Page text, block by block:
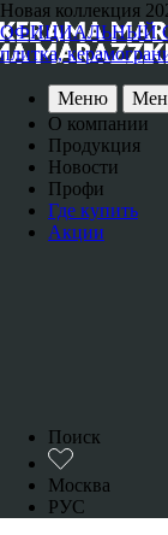
Новая коллекция
ОФИЦИАЛЬНЫЙ
плитка,
Меню
О компании
Продукция
Новости
Профи
Где купить
Акции
Поиск
Москва
РУС